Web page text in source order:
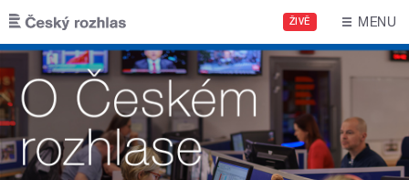
Přejít k hlavnímu obsahu
ŽIVĚ MENU